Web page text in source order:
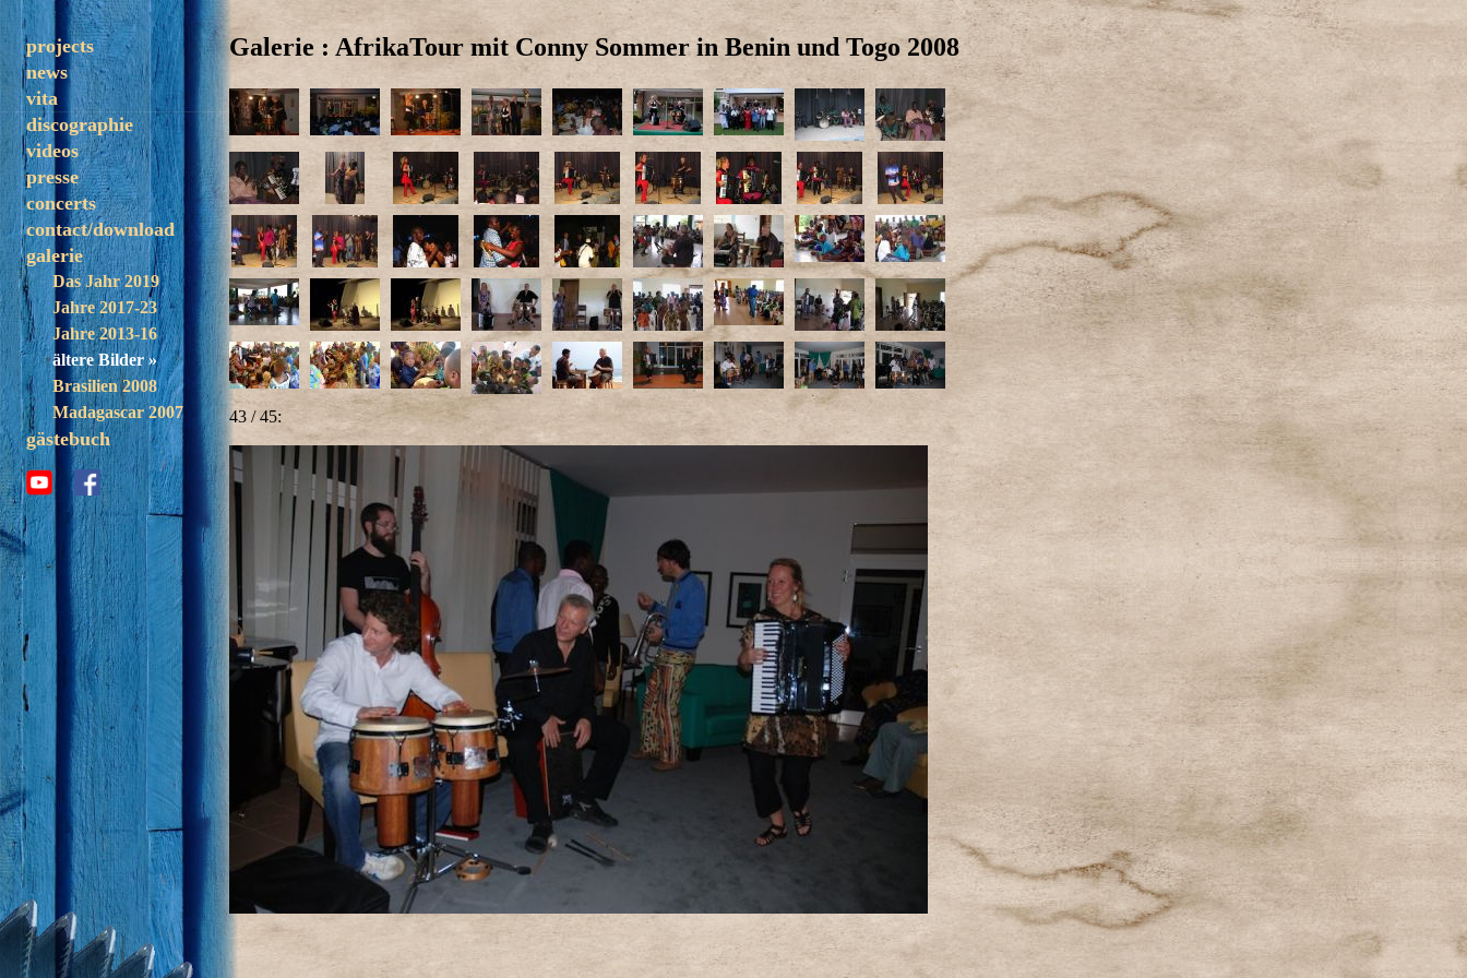
projects
solo
trezoulé
band
madagascar
news
vita
discographie
videos
presse
concerts
contact/download
galerie
Das Jahr 2019
Jahre 2017-23
Jahre 2013-16
ältere Bilder »
Brasilien 2008
Madagascar 2007
gästebuch
Galerie : AfrikaTour mit Conny Sommer in Benin und Togo 2008
43 / 45: